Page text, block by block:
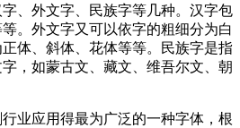
、外文字、民族字等几种。汉字包
。外文字又可以依字的粗细分为白
体、斜体、花体等等。民族字是指
，如蒙古文、藏文、维吾尔文、朝
应用得最为广泛的一种字体，根